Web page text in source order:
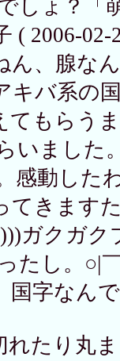
しょ？「
( 2006-02-
ん、腺な
キバ系の
てもらう
いました
感動した
てきます
ガクガク
たし。○|
国字なん
れたり丸